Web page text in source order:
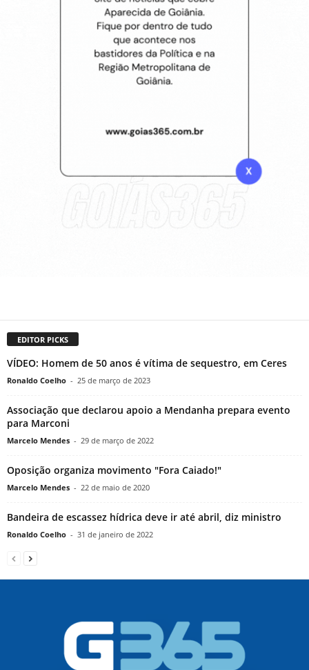
EDITOR PICKS
VÍDEO: Homem de 50 anos é vítima de sequestro, em Ceres
Ronaldo Coelho - 25 de março de 2023
Associação que declarou apoio a Mendanha prepara evento
para Marconi
Marcelo Mendes - 29 de março de 2022
Oposição organiza movimento "Fora Caiado!"
Marcelo Mendes - 22 de maio de 2020
Bandeira de escassez hídrica deve ir até abril, diz ministro
Ronaldo Coelho - 31 de janeiro de 2022